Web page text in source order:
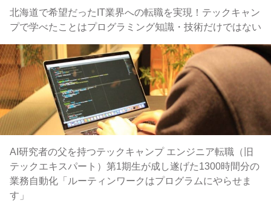
北海道で希望だったIT業界への転職を実現！テックキャン
プで学べたことはプログラミング知識・技術だけではない
AI研究者の父を持つテックキャンプ エンジニア転職（旧
テックエキスパート）第1期生が成し遂げた1300時間分の
業務自動化「ルーティンワークはプログラムにやらせま
す」